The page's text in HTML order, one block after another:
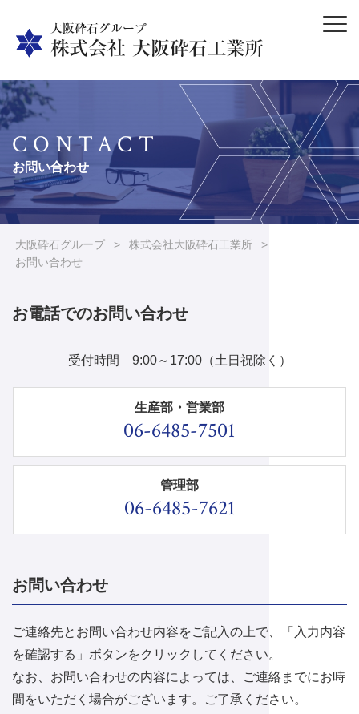
CONTACT
お問い合わせ
大阪砕石グループ > 株式会社大阪砕石工業所
>
お問い合わせ
お電話でのお問い合わせ
受付時間 9:00～17:00（土日祝除く）
生産部・営業部
06-6485-7501
管理部
06-6485-7621
お問い合わせ
ご連絡先とお問い合わせ内容をご記入の上で、「入力内容
を確認する」ボタンをクリックしてください。
なお、お問い合わせの内容によっては、ご連絡までにお時
間をいただく場合がございます。ご了承ください。